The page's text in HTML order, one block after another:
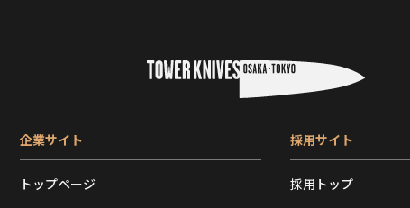
企業サイト
トップページ
採用サイト
採用トップ